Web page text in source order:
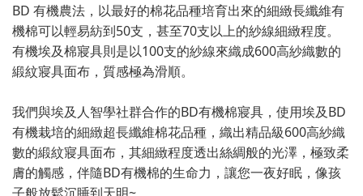
BD 有機農法，以最好的棉花品種培育出來的細緻長纖維有
機棉可以輕易紡到50支，甚至70支以上的紗線細緻程度。
有機埃及棉寢具則是以100支的紗線來織成600高紗織數的
緞紋寢具面布，質感極為滑順。
我們與埃及人智學社群合作的BD有機棉寢具，使用埃及BD
有機栽培的細緻超長纖維棉花品種，織出精品級600高紗織
數的緞紋寢具面布，其細緻程度透出絲綢般的光澤，極致柔
膚的觸感，伴隨BD有機棉的生命力，讓您一夜好眠，像孩
子般放鬆沉睡到天明~